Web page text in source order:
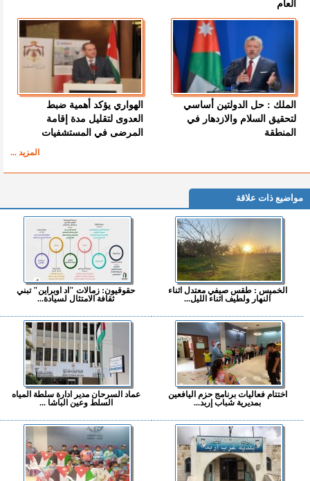
العام
الملك : حل الدولتين أساسي
لتحقيق السلام والازدهار في
المنطقة
الهواري يؤكد أهمية ضبط
العدوى لتقليل مدة إقامة
المرضى في المستشفيات
المزيد ...
مواضيع ذات علاقة
الخميس : طقس صيفي معتدل اثناء
النهار ولطيف اثناء الليل...
حقوقيون: زمالات "اد اوبراين" تبني
ثقافة الامتثال لسيادة...
اختتام فعاليات برنامج حزم اليافعين
بمديرية شباب إربد...
عماد السرحان مدير ادارة سلطة المياه
السلط وعين الباشا ...